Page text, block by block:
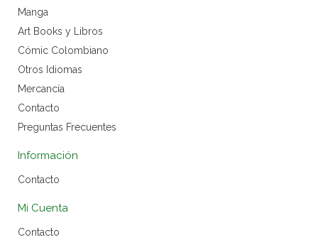
Manga
Art Books y Libros
Cómic Colombiano
Otros Idiomas
Mercancía
Contacto
Preguntas Frecuentes
Información
Contacto
Mi Cuenta
Contacto